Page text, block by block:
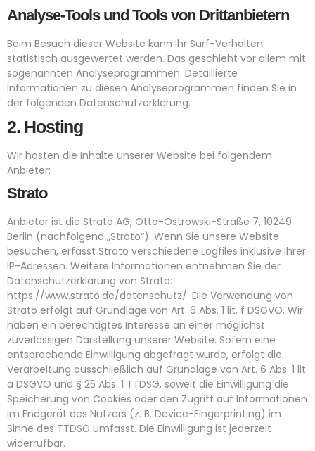
Analyse-Tools und Tools von Dritt­anbietern
Beim Besuch dieser Website kann Ihr Surf-Verhalten
statistisch ausgewertet werden. Das geschieht vor allem mit
sogenannten Analyseprogrammen. Detaillierte
Informationen zu diesen Analyseprogrammen finden Sie in
der folgenden Datenschutzerklärung.
2. Hosting
Wir hosten die Inhalte unserer Website bei folgendem
Anbieter:
Strato
Anbieter ist die Strato AG, Otto-Ostrowski-Straße 7, 10249
Berlin (nachfolgend „Strato“). Wenn Sie unsere Website
besuchen, erfasst Strato verschiedene Logfiles inklusive Ihrer
IP-Adressen. Weitere Informationen entnehmen Sie der
Datenschutzerklärung von Strato:
https://www.strato.de/datenschutz/. Die Verwendung von
Strato erfolgt auf Grundlage von Art. 6 Abs. 1 lit. f DSGVO. Wir
haben ein berechtigtes Interesse an einer möglichst
zuverlässigen Darstellung unserer Website. Sofern eine
entsprechende Einwilligung abgefragt wurde, erfolgt die
Verarbeitung ausschließlich auf Grundlage von Art. 6 Abs. 1 lit.
a DSGVO und § 25 Abs. 1 TTDSG, soweit die Einwilligung die
Speicherung von Cookies oder den Zugriff auf Informationen
im Endgerät des Nutzers (z. B. Device-Fingerprinting) im
Sinne des TTDSG umfasst. Die Einwilligung ist jederzeit
widerrufbar.